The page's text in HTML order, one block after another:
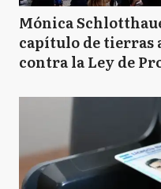
Mónica
capítulo de tierras
contra la Ley de